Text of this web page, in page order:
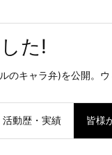
た!
のキャラ弁)を公開。
活動歴・実績 皆様